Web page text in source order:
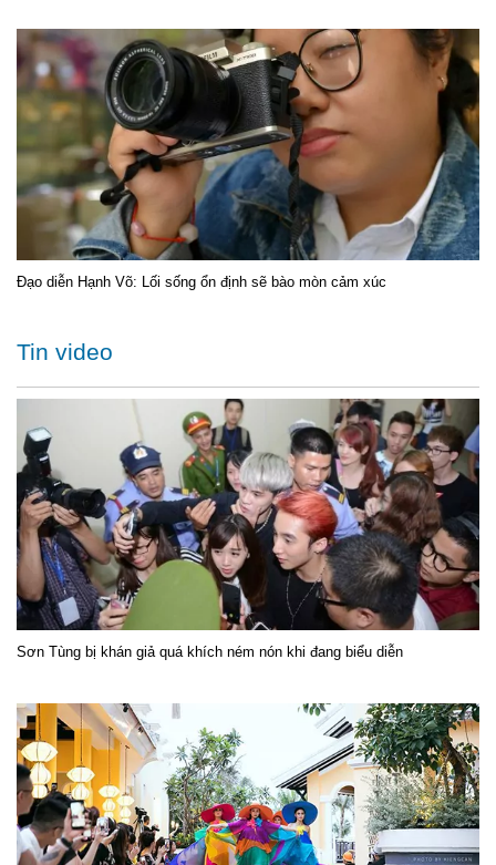
Đạo diễn Hạnh Võ: Lối sống ổn định sẽ bào mòn cảm xúc
Tin video
Sơn Tùng bị khán giả quá khích ném nón khi đang biểu diễn